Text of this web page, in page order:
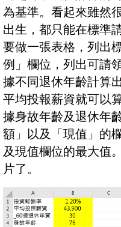
為基準。看起來雖然
出生，都只能在標準
要做一張表格，列出
例」欄位，列出可請
據不同退休年齡計算
平均投報薪資就可以
據身故年齡及退休年
額」以及「現值」的
及現值欄位的最大值
片了。